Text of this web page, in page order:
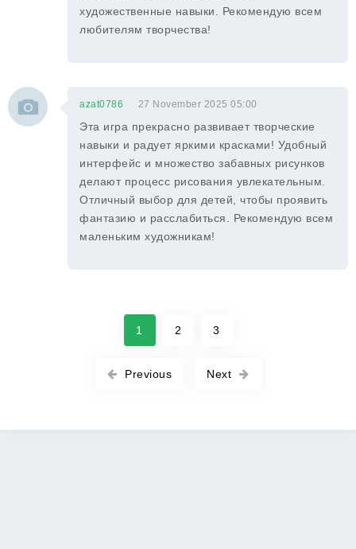
художественные навыки. Рекомендую всем
любителям творчества!
azat0786 27 November 2025 05:00
Эта игра прекрасно развивает творческие
навыки и радует яркими красками! Удобный
интерфейс и множество забавных рисунков
делают процесс рисования увлекательным.
Отличный выбор для детей, чтобы проявить
фантазию и расслабиться. Рекомендую всем
маленьким художникам!
Previous
1 2 3
Next